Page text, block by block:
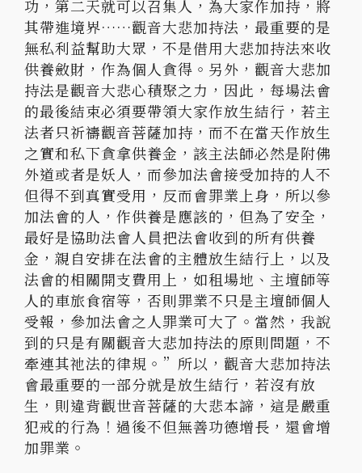
功，第二天就可以召集人，為大家作加持，將
其帶進境界……觀音大悲加持法，最重要的是
無私利益幫助大眾，不是借用大悲加持法來收
供養斂財，作為個人貪得。另外，觀音大悲加
持法是觀音大悲心積聚之力，因此，每場法會
的最後結束必須要帶領大家作放生結行，若主
法者只祈禱觀音菩薩加持，而不在當天作放生
之實和私下貪拿供養金，該主法師必然是附佛
外道或者是妖人，而參加法會接受加持的人不
但得不到真實受用，反而會罪業上身，所以參
加法會的人，作供養是應該的，但為了安全，
最好是協助法會人員把法會收到的所有供養
金，親自安排在法會的主體放生結行上，以及
法會的相關開支費用上，如租場地、主壇師等
人的車旅食宿等，否則罪業不只是主壇師個人
受報，參加法會之人罪業可大了。當然，我說
到的只是有關觀音大悲加持法的原則問題，不
牽連其祂法的律規。”所以，觀音大悲加持法
會最重要的一部分就是放生結行，若沒有放
生，則違背觀世音菩薩的大悲本諦，這是嚴重
犯戒的行為！過後不但無善功德增長，還會增
加罪業。